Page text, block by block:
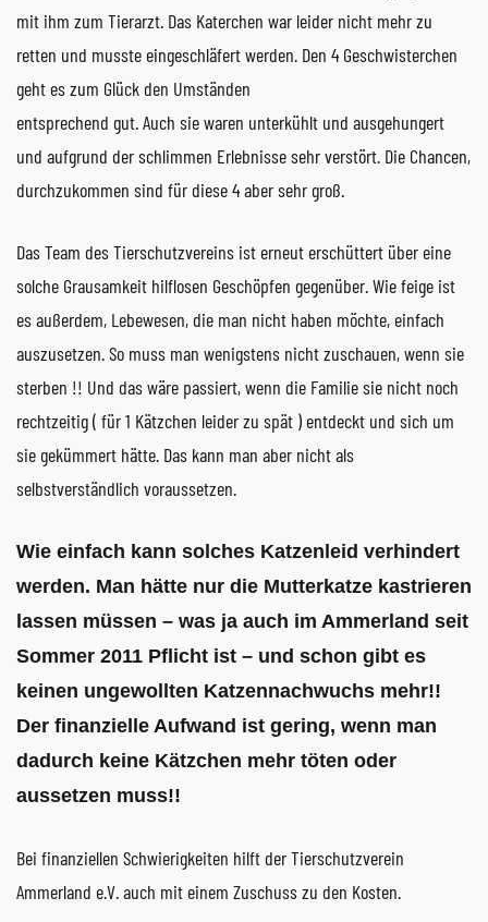
mit ihm zum Tierarzt. Das Katerchen war leider nicht mehr zu
retten und musste eingeschläfert werden. Den 4 Geschwisterchen
geht es zum Glück den Umständen
entsprechend gut. Auch sie waren unterkühlt und ausgehungert
und aufgrund der schlimmen Erlebnisse sehr verstört. Die Chancen,
durchzukommen sind für diese 4 aber sehr groß.
Das Team des Tierschutzvereins ist erneut erschüttert über eine
solche Grausamkeit hilflosen Geschöpfen gegenüber. Wie feige ist
es außerdem, Lebewesen, die man nicht haben möchte, einfach
auszusetzen. So muss man wenigstens nicht zuschauen, wenn sie
sterben !! Und das wäre passiert, wenn die Familie sie nicht noch
rechtzeitig ( für 1 Kätzchen leider zu spät ) entdeckt und sich um
sie gekümmert hätte. Das kann man aber nicht als
selbstverständlich voraussetzen.
Wie einfach kann solches Katzenleid verhindert
werden. Man hätte nur die Mutterkatze kastrieren
lassen müssen – was ja auch im Ammerland seit
Sommer 2011 Pflicht ist – und schon gibt es
keinen ungewollten Katzennachwuchs mehr!!
Der finanzielle Aufwand ist gering, wenn man
dadurch keine Kätzchen mehr töten oder
aussetzen muss!!
Bei finanziellen Schwierigkeiten hilft der Tierschutzverein
Ammerland e.V. auch mit einem Zuschuss zu den Kosten.